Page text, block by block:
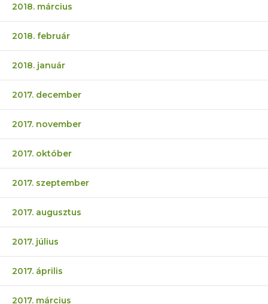
2018. március
2018. február
2018. január
2017. december
2017. november
2017. október
2017. szeptember
2017. augusztus
2017. július
2017. április
2017. március